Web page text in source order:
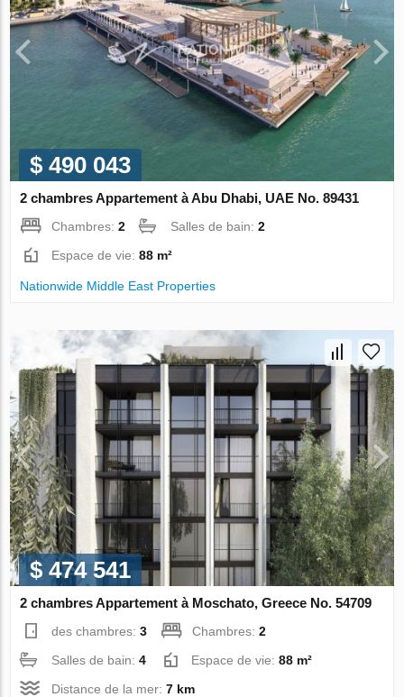
$ 490 043
2 chambres Appartement à Abu Dhabi, UAE No. 89431
Chambres:2 Salles de bain:2
Espace de vie:88 m²
Nationwide Middle East Properties
$ 474 541
2 chambres Appartement à Moschato, Greece No. 54709
des chambres:3 Chambres:2
Salles de bain:4 Espace de vie:88 m²
Distance de la mer:7 km